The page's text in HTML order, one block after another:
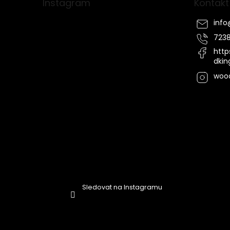
Instagram
Sledovat na Instagramu
Kontakt
info